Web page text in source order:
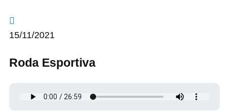
15/11/2021
Roda Esportiva